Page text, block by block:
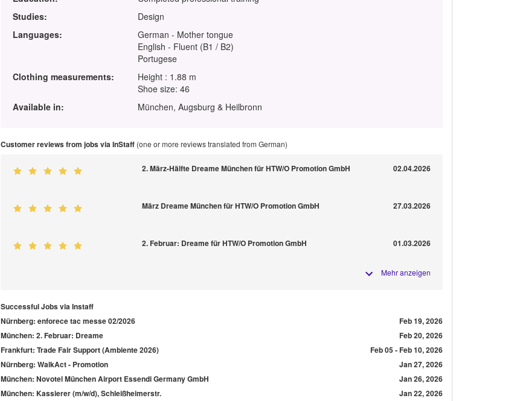
Studies:
Design
Languages:
German - Mother tongue
English - Fluent (B1 / B2)
Portugese
Clothing measurements:
Height : 1.88 m
Shoe size: 46
Available in:
München, Augsburg & Heilbronn
Customer reviews from jobs via InStaff(one or more reviews translated from German)
2. März-Hälfte Dreame München für HTW/O Promotion GmbH 02.04.2026
März Dreame München für HTW/O Promotion GmbH 27.03.2026
2. Februar: Dreame für HTW/O Promotion GmbH 01.03.2026
Mehr anzeigen
Successful Jobs via Instaff
Nürnberg: enforece tac messe 02/2026
Feb 19, 2026
München: 2. Februar: Dreame
Feb 20, 2026
Frankfurt: Trade Fair Support (Ambiente 2026)
Feb 05 - Feb 10, 2026
Nürnberg: WalkAct - Promotion
Jan 27, 2026
München: Novotel München Airport Essendi Germany GmbH
Jan 26, 2026
München: Kassierer (m/w/d), Schleißheimerstr.
Jan 22, 2026